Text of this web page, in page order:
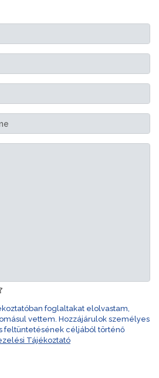
foglaltakat elolvastam,
vettem. Hozzájárulok személyes
feltüntetésének céljából történő
Tájékoztató